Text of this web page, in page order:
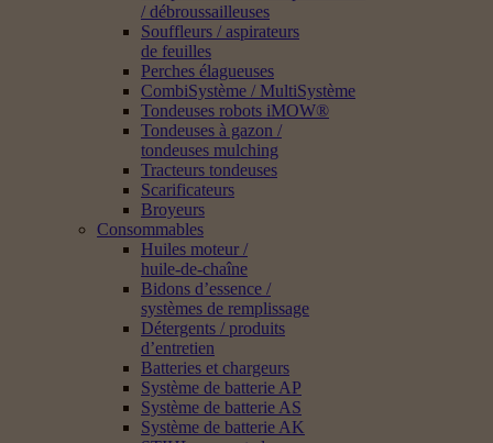
/ débroussailleuses
Souffleurs / aspirateurs
de feuilles
Perches élagueuses
CombiSystème / MultiSystème
Tondeuses robots iMOW®
Tondeuses à gazon /
tondeuses mulching
Tracteurs tondeuses
Scarificateurs
Broyeurs
Consommables
Huiles moteur /
huile-de-chaîne
Bidons d’essence /
systèmes de remplissage
Détergents / produits
d’entretien
Batteries et chargeurs
Système de batterie AP
Système de batterie AS
Système de batterie AK